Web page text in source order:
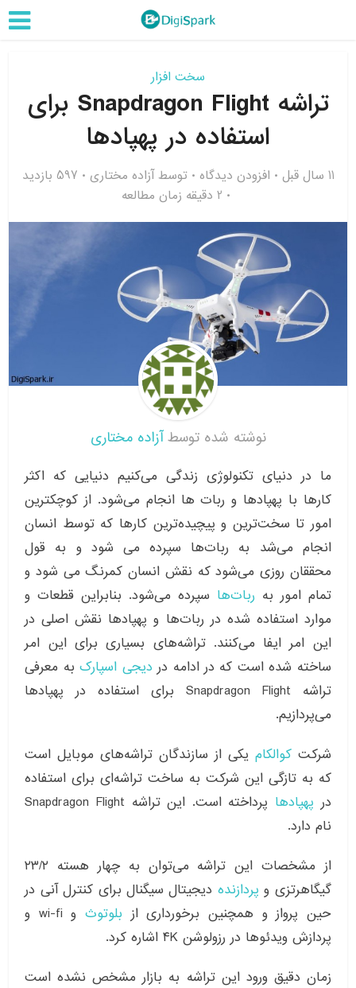
سخت افزار
تراشه Snapdragon Flight برای
استفاده در پهپادها
11 سال قبل افزودن دیدگاه توسط آزاده مختاری
597 بازدید
2 دقیقه زمان مطالعه
نوشته شده توسطآزاده مختاری
ما در دنیای تکنولوژی زندگی می‌کنیم دنیایی که اکثر
کارها با پهپادها و ربات ها انجام می‌شود. از کوچکترین
امور تا سخت‌ترین و پیچیده‌ترین کارها که توسط انسان
انجام می‌شد به ربات‌ها سپرده می شود و به قول
محققان روزی می‌شود که نقش انسان کمرنگ می شود و
تمام امور به ربات‌ها سپرده می‌شود. بنابراین قطعات و
موارد استفاده شده در ربات‌ها و پهپادها نقش اصلی در
این امر ایفا می‌کنند. تراشه‌های بسیاری برای این امر
ساخته شده است که در ادامه در دیجی اسپارکبه معرفی
تراشه Snapdragon Flight برای استفاده در پهپادها
می‌پردازیم.
شرکتکوالکام یکی از سازندگان تراشه‌های موبایل است
که به تازگی این شرکت به ساخت تراشه‌ای برای استفاده
در پهپادها
پرداخته است. این تراشه Snapdragon Flight
نام دارد.
از مشخصات این تراشه می‌توان به چهار هسته ۲۳/۲
گیگاهرتزی و پردازنده دیجیتال سیگنال برای کنترل آنی در
حین پرواز و همچنین برخورداری از بلوتوث
و wi-fi و
پردازش ویدئوها در رزولوشن ۴K اشاره کرد.
زمان دقیق ورود این تراشه به بازار مشخص نشده است